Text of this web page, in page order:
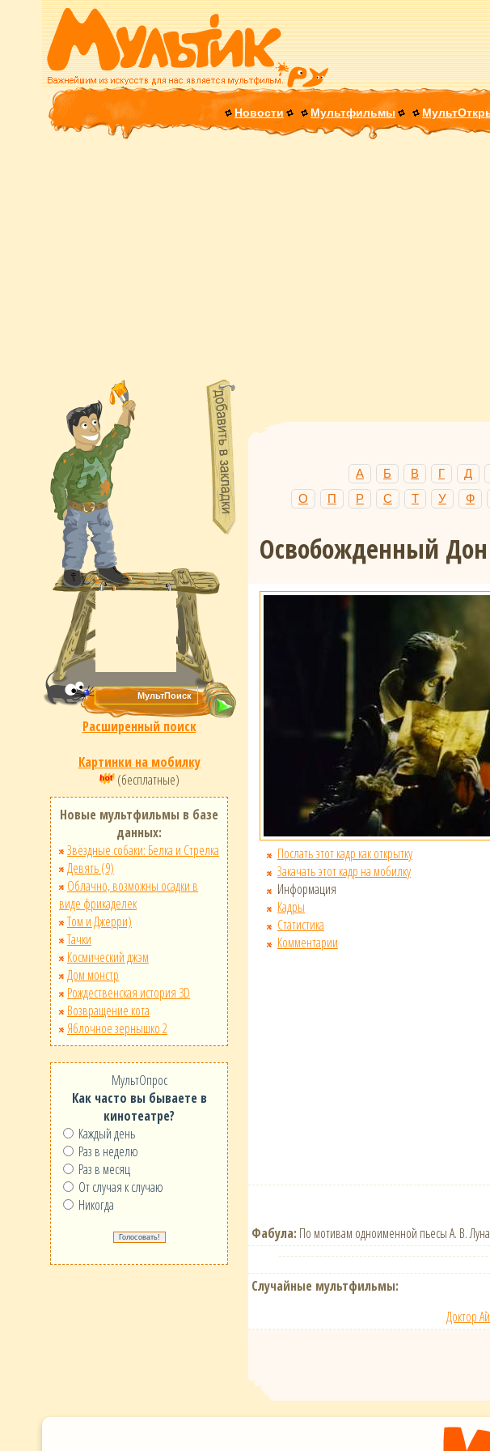
Новости Мультфильмы
Расширенный поиск
Картинки на мобилку
(бесплатные)
Новые мультфильмы в базе
данных:
Звёздные собаки: Белка и Стрелка
Девять (9)
Облачно, возможны осадки в
виде фрикаделек
Том и Джерри)
Тачки
Космический джэм
Дом монстр
Рождественская история 3D
Возвращение кота
Яблочное зернышко 2
МультОпрос
Как часто вы бываете в
кинотеатре?
Каждый день
Раз в неделю
Раз в месяц
От случая к случаю
Никогда
А Б В Г Д
О
П Р С Т У Ф
Освобожденный
Послать этот кадр как открытку
Закачать этот кадр на мобилку
Информация
Кадры
Статистика
Комментарии
Фабула: По мотивам одноименной пьесы А. В.
Случайные мультфильмы:
Доктор